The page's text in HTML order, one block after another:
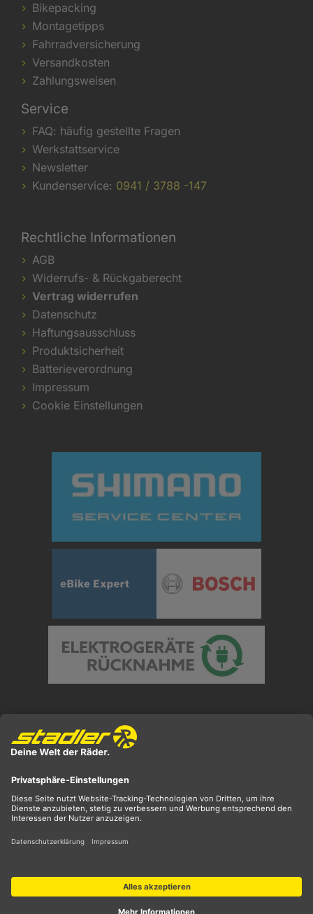
Bikepacking
Montagetipps
Fahrradversicherung
Versandkosten
Zahlungsweisen
Service
FAQ: häufig gestellte Fragen
Werkstattservice
Newsletter
Kundenservice: 0941 / 3788 -147
Rechtliche Informationen
AGB
Widerrufs- & Rückgaberecht
Vertrag widerrufen
Datenschutz
Haftungsausschluss
Produktsicherheit
Batterieverordnung
Impressum
Cookie Einstellungen
** ehemaliger UVP